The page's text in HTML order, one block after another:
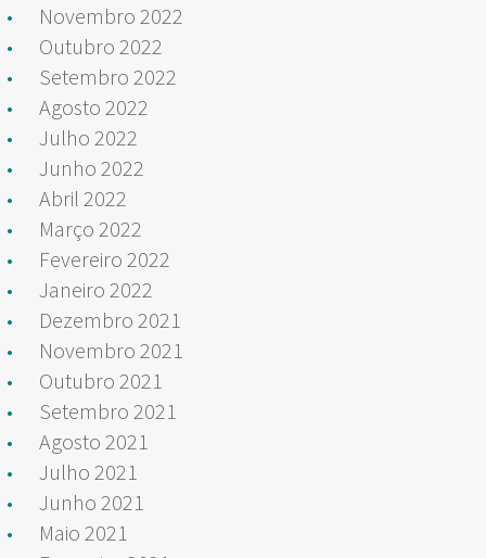
Novembro 2022
Outubro 2022
Setembro 2022
Agosto 2022
Julho 2022
Junho 2022
Abril 2022
Março 2022
Fevereiro 2022
Janeiro 2022
Dezembro 2021
Novembro 2021
Outubro 2021
Setembro 2021
Agosto 2021
Julho 2021
Junho 2021
Maio 2021